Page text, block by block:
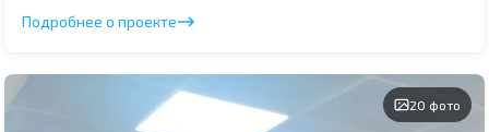
Подробнее о проекте
20 фото